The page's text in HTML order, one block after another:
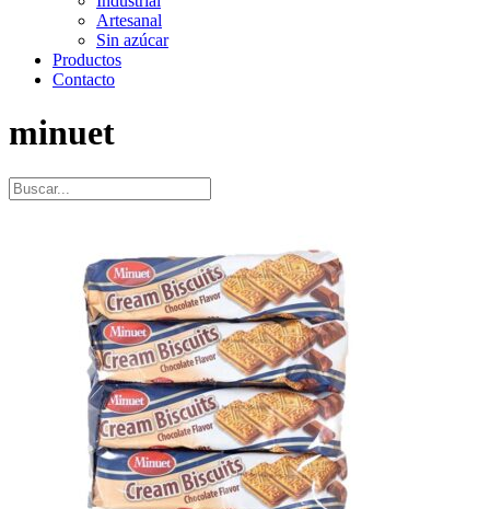
Artesanal
Sin azúcar
Productos
Contacto
minuet